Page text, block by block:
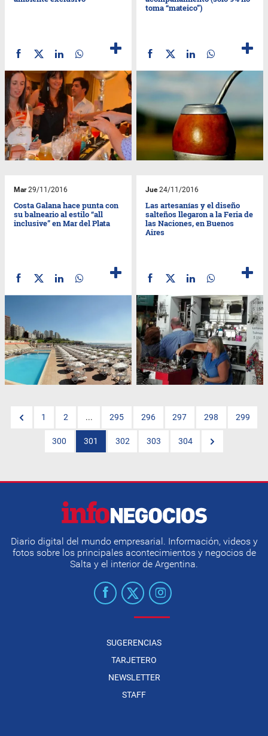
toma “mateico”)
Mar29/11/2016
Costa Galana hace punta con
su balneario al estilo “all
inclusive” en Mar del Plata
Jue24/11/2016
Las artesanías y el diseño
salteños llegaron a la Feria de
las Naciones, en Buenos
Aires
1 2 ... 295 296 297 298 299
300 301 302 303 304
Diario digital del mundo empresarial. Información, videos y
fotos sobre los principales acontecimientos y negocios de
Salta y el interior de Argentina.
SUGERENCIAS
TARJETERO
NEWSLETTER
STAFF